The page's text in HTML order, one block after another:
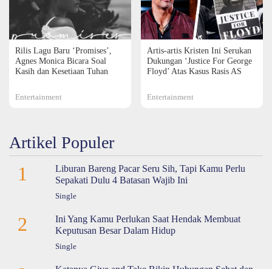
Rilis Lagu Baru ‘Promises’,
Agnes Monica Bicara Soal
Kasih dan Kesetiaan Tuhan
Entertainment
Artis-artis Kristen Ini Serukan
Dukungan ‘Justice For George
Floyd’ Atas Kasus Rasis AS
Entertainment
Artikel Populer
1
Liburan Bareng Pacar Seru Sih, Tapi Kamu Perlu
Sepakati Dulu 4 Batasan Wajib Ini
Single
2
Ini Yang Kamu Perlukan Saat Hendak Membuat
Keputusan Besar Dalam Hidup
Single